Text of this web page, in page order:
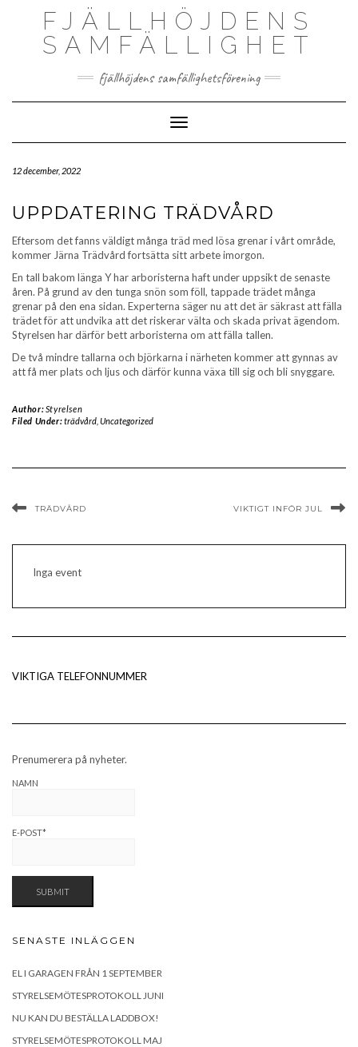
FJÄLLHÖJDENS
SAMFÄLLIGHET
fjällhöjdens samfällighetsförening
Toggle Navigation
12 december, 2022
UPPDATERING TRÄDVÅRD
Eftersom det fanns väldigt många träd med lösa grenar i vårt område,
kommer Järna Trädvård fortsätta sitt arbete imorgon.
En tall bakom länga Y har arboristerna haft under uppsikt de senaste
åren. På grund av den tunga snön som föll, tappade trädet många
grenar på den ena sidan. Experterna säger nu att det är säkrast att fälla
trädet för att undvika att det riskerar välta och skada privat ägendom.
Styrelsen har därför bett arboristerna om att fälla tallen.
De två mindre tallarna och björkarna i närheten kommer att gynnas av
att få mer plats och ljus och därför kunna växa till sig och bli snyggare.
Author:Styrelsen
Filed Under:trädvård, Uncategorized
TRÄDVÅRD VIKTIGT INFÖR JUL
Inga event
VIKTIGA TELEFONNUMMER
Prenumerera på nyheter.
NAMN
E-POST*
SENASTE INLÄGGEN
EL I GARAGEN FRÅN 1 SEPTEMBER
STYRELSEMÖTESPROTOKOLL JUNI
NU KAN DU BESTÄLLA LADDBOX!
STYRELSEMÖTESPROTOKOLL MAJ